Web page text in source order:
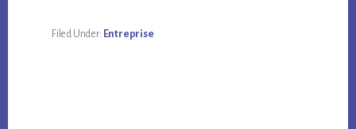
Filed Under: Entreprise